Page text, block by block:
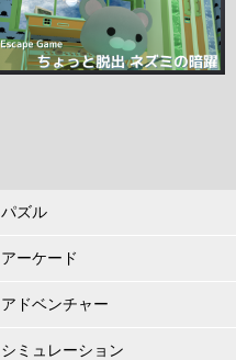
パズル
アーケード
アドベンチャー
シミュレーション